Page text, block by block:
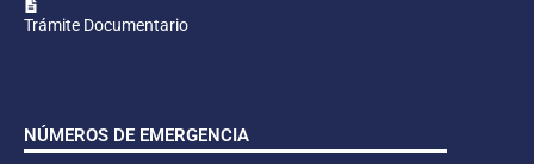
Trámite Documentario
NÚMEROS DE EMERGENCIA